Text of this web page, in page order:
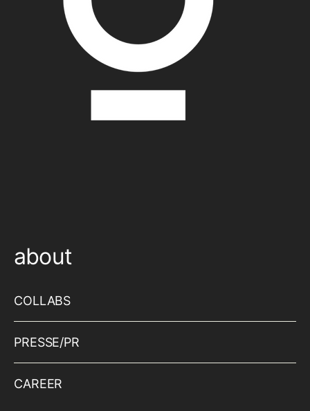
about
COLLABS
PRESSE/PR
CAREER